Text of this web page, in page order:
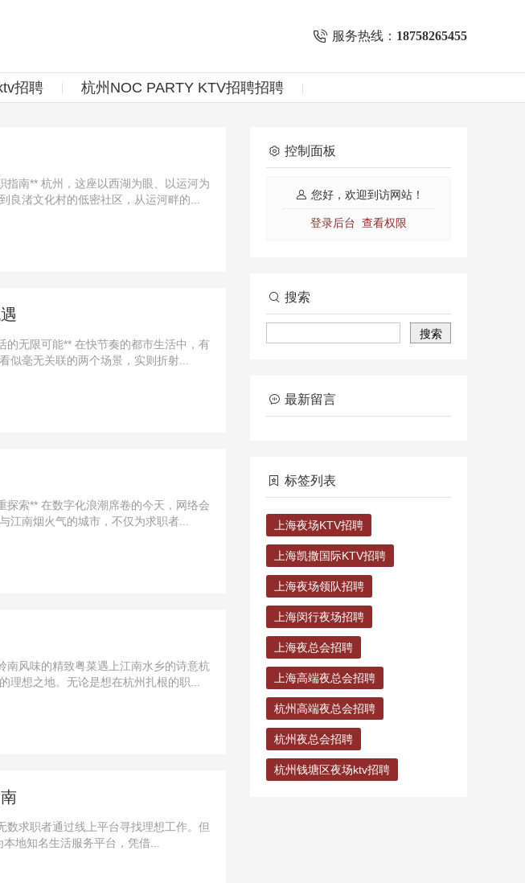
服务热线： 18758265455
招聘 杭州NOC PARTY KTV招聘招聘
南** 杭州，这座以西湖为眼、以运河为
良渚文化村的低密社区，从运河畔的...
无限可能** 在快节奏的都市生活中，有
似毫无关联的两个场景，实则折射...
索** 在数字化浪潮席卷的今天，网络会
江南烟火气的城市，不仅为求职者...
风味的精致粤菜遇上江南水乡的诗意杭
理想之地。无论是想在杭州扎根的职...
求职者通过线上平台寻找理想工作。但
地知名生活服务平台，凭借...
控制面板
您好，欢迎到访网站！
登录后台 查看权限
搜索
Search
最新留言
标签列表
上海夜场KTV招聘
上海凯撒国际KTV招聘
上海夜场领队招聘
上海闵行夜场招聘
上海夜总会招聘
上海高端夜总会招聘
杭州高端夜总会招聘
杭州夜总会招聘
杭州钱塘区夜场ktv招聘